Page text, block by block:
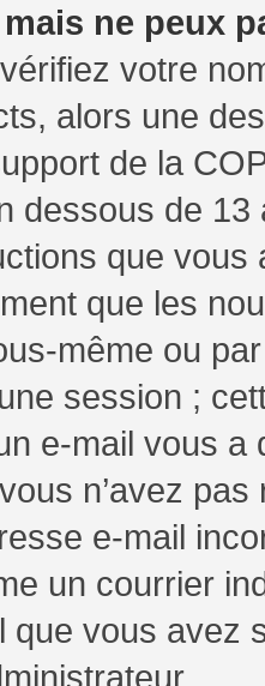
ne peux
votre
alors une
de la
dessous de 13
que
que les
même ou
session ;
e-mail vous
n’avez
e-mail
un courrier
que vous